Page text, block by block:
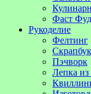
Фаст Фуд
Рукоделие
Фелтинг
Пэчворк
Лепка